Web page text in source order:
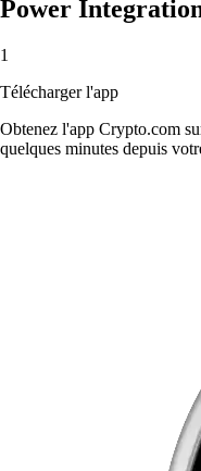
Power
1
Télécharger l'app
Obtenez l'app Crypto.com
quelques minutes depuis